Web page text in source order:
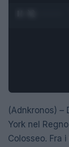
(Adnkronos) –
York nel
Colosseo. Fra